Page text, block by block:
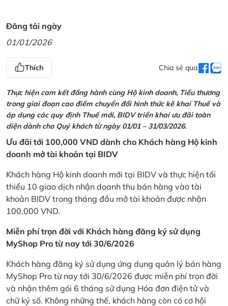
Đăng tải ngày
01/01/2026
Thích Chia sẻ qua
Thực hiện cam kết đồng hành cùng Hộ kinh doanh, Tiểu thương
trong giai đoạn cao điểm chuyển đổi hình thức kê khai Thuế và
áp dụng các quy định Thuế mới, BIDV triển khai ưu đãi toàn
diện dành cho Quý khách từ ngày 01/01 – 31/03/2026.
Ưu đãi tới 100,000 VND dành cho Khách hàng Hộ kinh
doanh mở tài khoản tại BIDV
Khách hàng Hộ kinh doanh mới tại BIDV và thực hiện tối
thiểu 10 giao dịch nhận doanh thu bán hàng vào tài
khoản BIDV trong tháng đầu mở tài khoản được nhận
100,000 VND.
Miễn phí trọn đời với Khách hàng đăng ký sử dụng
MyShop Pro từ nay tới 30/6/2026
Khách hàng đăng ký sử dụng ứng dụng quản lý bán hàng
MyShop Pro từ nay tới 30/6/2026 được miễn phí trọn đời
và nhận thêm gói 6 tháng sử dụng Hóa đơn điện tử và
chữ ký số. Không những thế, khách hàng còn có cơ hội